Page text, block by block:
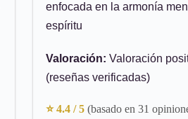
enfocada en la armonía
espíritu
Valoración: Valoración
(reseñas verificadas)
⭐ 4.4 / 5 (basado en 31